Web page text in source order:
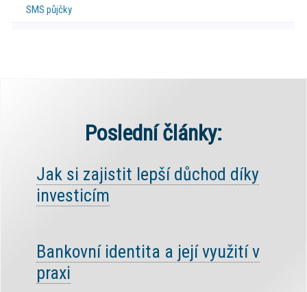
SMS půjčky
Poslední články:
Jak si zajistit lepší důchod díky
investicím
Bankovní identita a její využití v
praxi